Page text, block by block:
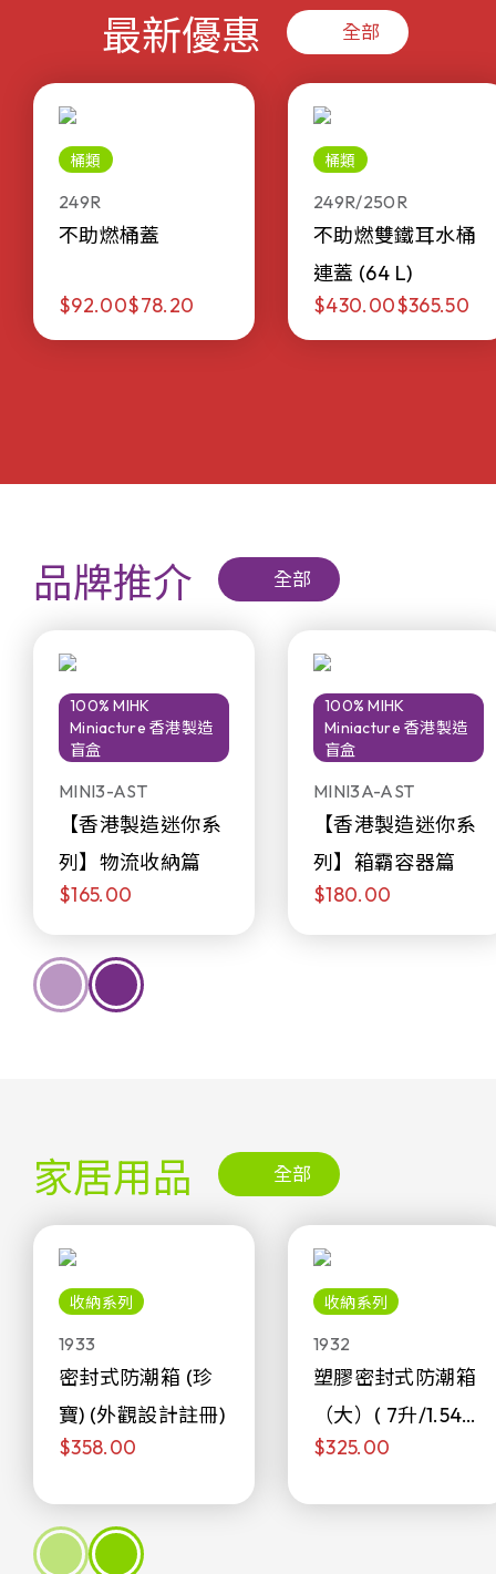
最新優惠 全部
桶類
249R
不助燃桶蓋
$92.00$78.20
桶類
249R/250R
不助燃雙鐵耳水桶
連蓋 (64 L)
$430.00$365.50
品牌推介 全部
100% MIHK
Miniacture 香港製造
盲盒
MINI3-AST
【香港製造迷你系
列】物流收納篇
$165.00
100% MIHK
Miniacture 香港製造
盲盒
MINI3A-AST
【香港製造迷你系
列】箱霸容器篇
$180.00
家居用品 全部
收納系列
1933
密封式防潮箱 (珍
寶) (外觀設計註冊)
$358.00
收納系列
1932
塑膠密封式防潮箱
（大）( 7升/1.54加
侖)
$325.00